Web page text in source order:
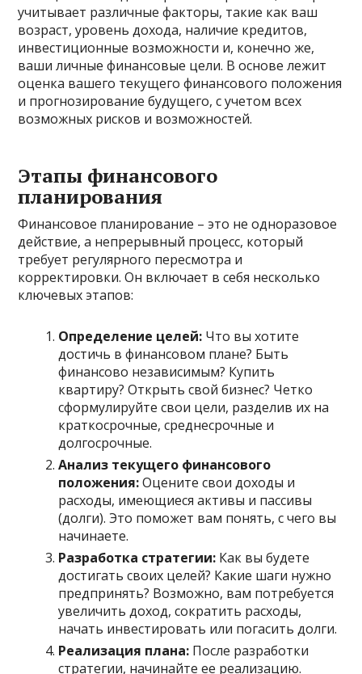
учитывает различные факторы, такие как ваш
возраст, уровень дохода, наличие кредитов,
инвестиционные возможности и, конечно же,
ваши личные финансовые цели. В основе лежит
оценка вашего текущего финансового положения
и прогнозирование будущего, с учетом всех
возможных рисков и возможностей.
Этапы финансового
планирования
Финансовое планирование – это не одноразовое
действие, а непрерывный процесс, который
требует регулярного пересмотра и
корректировки. Он включает в себя несколько
ключевых этапов:
Определение целей: Что вы хотите
достичь в финансовом плане? Быть
финансово независимым? Купить
квартиру? Открыть свой бизнес? Четко
сформулируйте свои цели, разделив их на
краткосрочные, среднесрочные и
долгосрочные.
Анализ текущего финансового
положения:Оцените свои доходы и
расходы, имеющиеся активы и пассивы
(долги). Это поможет вам понять, с чего вы
начинаете.
Разработка стратегии: Как вы будете
достигать своих целей? Какие шаги нужно
предпринять? Возможно, вам потребуется
увеличить доход, сократить расходы,
начать инвестировать или погасить долги.
Реализация плана: После разработки
стратегии, начинайте ее реализацию.